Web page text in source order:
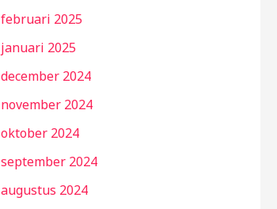
februari 2025
januari 2025
december 2024
november 2024
oktober 2024
september 2024
augustus 2024